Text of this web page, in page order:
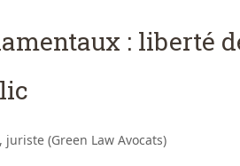
: liberté
juriste (Green Law Avocats)